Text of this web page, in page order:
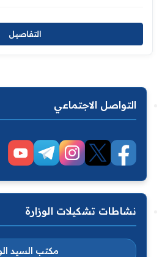
التفاصيل
التواصل الاجتماعي
نشاطات تشكيلات الوزارة
مكتب السيد